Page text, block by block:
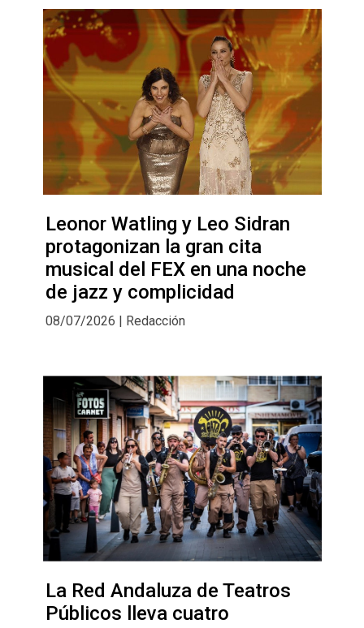
Leonor Watling y Leo Sidran
protagonizan la gran cita
musical del FEX en una noche
de jazz y complicidad
08/07/2026 | Redacción
La Red Andaluza de Teatros
Públicos lleva cuatro